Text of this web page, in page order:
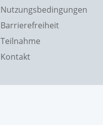
Nutzungsbedingungen
Barrierefreiheit
Teilnahme
Kontakt